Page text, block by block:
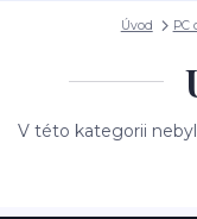
Úvod PC
V této kategorii